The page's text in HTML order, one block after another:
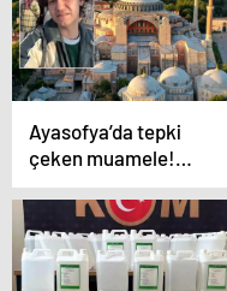
Ayasofya’da tepki
çeken muamele!
‘Müslüman mısın’ dedi,
Kelime-i Şehadet
istedi